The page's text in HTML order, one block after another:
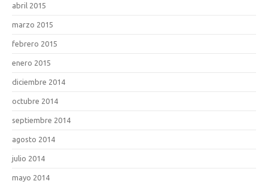
abril 2015
marzo 2015
febrero 2015
enero 2015
diciembre 2014
octubre 2014
septiembre 2014
agosto 2014
julio 2014
mayo 2014